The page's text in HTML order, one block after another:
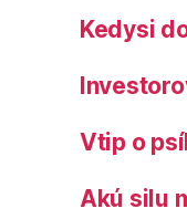
Kedysi
Vtip o
Akú silu